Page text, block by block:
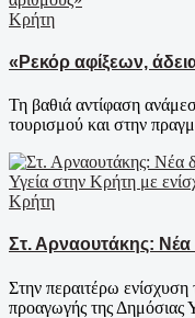
Κρήτη
«Ρεκόρ αφίξεων,
Τη βαθιά αντίφαση
τουρισμού και στην
Κρήτη
Στ. Αρναουτάκης:
Στην περαιτέρω
προαγωγής της Δημόσιας